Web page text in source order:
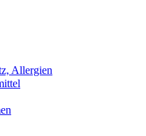
Allergien